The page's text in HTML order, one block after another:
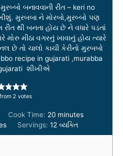
બનાવવાની રીત – keri no
મુરબબા ને મોરબો,મુરબ્બો પણ
થી બનતા હોય છે ને વધારે પડતાં
મોરુ મીઠા વગરનું ખાવાનું હોય ત્યારે
તો ચાલો કાચી કેરીનો મુરબબો
recipe in gujarati ,murabba
શીખીએ
from 2 votes
Cook Time: 20m
i
n
minutes
Servings: 12 વ્યક્તિ